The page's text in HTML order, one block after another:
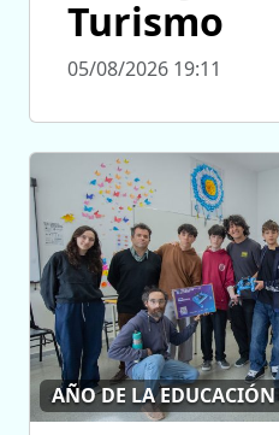
Turismo
05/08/2026 19:11
AÑO DE LA EDUCACIÓN